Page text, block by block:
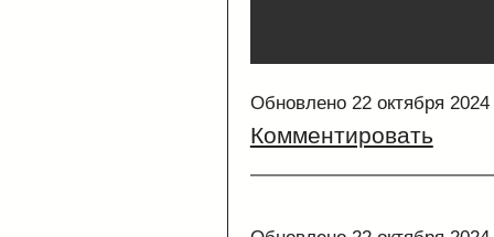
Обновлено 22 октября 2024
Комментировать